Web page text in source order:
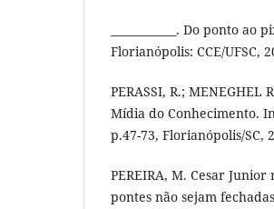
____________. Do ponto
Florianópolis: CCE/UFSC,
PERASSI, R.;
Mídia do Conhecimento.
p.47-73, Florianópolis/SC,
PEREIRA, M. Cesar
pontes não sejam